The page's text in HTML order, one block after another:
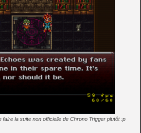
faire la suite non officielle de Chrono Trigger plutôt :p